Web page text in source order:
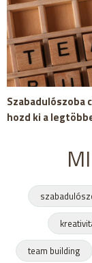
Szabadulószoba
hozd ki a
team building